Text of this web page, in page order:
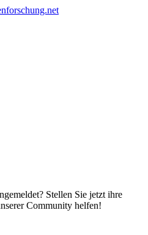
Stellen Sie jetzt ihre
Community helfen!